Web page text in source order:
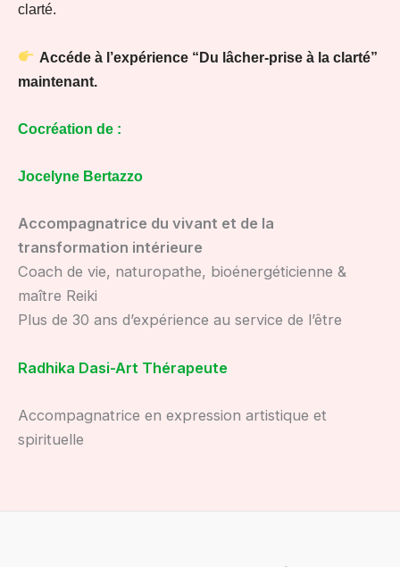
clarté.
Accéde à l’expérience “Du lâcher-prise à la clarté”
maintenant.
Cocréation de :
Jocelyne Bertazzo
Accompagnatrice du vivant et de la
transformation intérieure
Coach de vie, naturopathe, bioénergéticienne &
maître Reiki
Plus de 30 ans d’expérience au service de l’être
Radhika Dasi-Art Thérapeute
Accompagnatrice en expression artistique et
spirituelle